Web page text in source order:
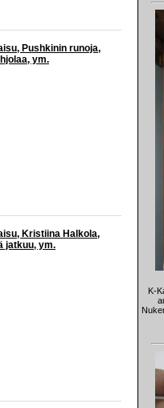
Pushkinin runoja,
ym.
Kristiina Halkola,
jatkuu, ym.
K-